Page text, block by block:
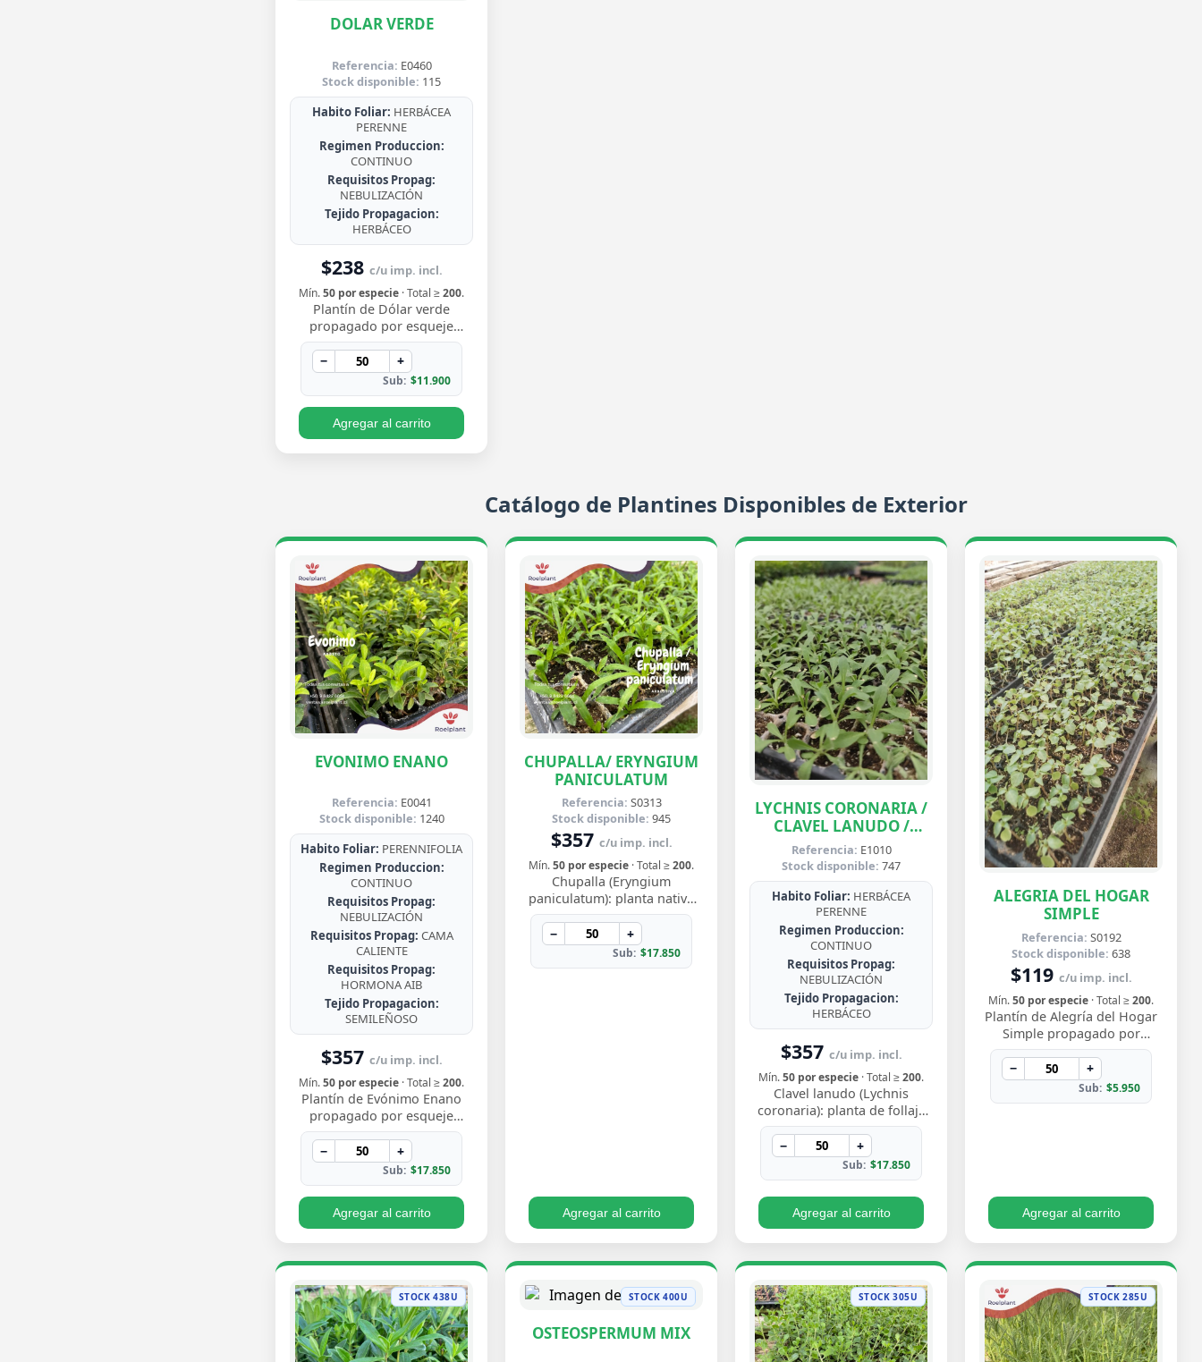
DOLAR VERDE
Referencia: E0460
Stock disponible: 115
Habito Foliar: HERBÁCEA
PERENNE
Regimen Produccion:
CONTINUO
Requisitos Propag:
NEBULIZACIÓN
Tejido Propagacion:
HERBÁCEO
$238 c/u imp. incl.
Mín.50 por especie · Total ≥200.
Plantín de Dólar verde
propagado por esqueje
enraizado, con hojas
redondeadas de un verde
brillante y crecimiento trepa…
− +
Sub: $11.900
Agregar al carrito
Catálogo de Plantines Disponibles de Exterior
EVONIMO ENANO
Referencia: E0041
Stock disponible: 1240
Habito Foliar: PERENNIFOLIA
Regimen Produccion:
CONTINUO
Requisitos Propag:
NEBULIZACIÓN
Requisitos Propag: CAMA
CALIENTE
Requisitos Propag:
HORMONA AIB
Tejido Propagacion:
SEMILEÑOSO
$357 c/u imp. incl.
Mín.50 por especie · Total ≥200.
Plantín de Evónimo Enano
propagado por esqueje
enraizado, arbusto compacto
de follaje perenne verde
brillante con borde…
− +
Sub: $17.850
Agregar al carrito
CHUPALLA/ ERYNGIUM
PANICULATUM
Referencia: S0313
Stock disponible: 945
$357 c/u imp. incl.
Mín.50 por especie · Total ≥200.
Chupalla (Eryngium
paniculatum): planta nativa
de Chile, rústica, de hojas en
roseta con bordes espinosos.
Muy resisten…
− +
Sub: $17.850
Agregar al carrito
LYCHNIS CORONARIA /
CLAVEL LANUDO /
ABUELA
Referencia: E1010
Stock disponible: 747
Habito Foliar: HERBÁCEA
PERENNE
Regimen Produccion:
CONTINUO
Requisitos Propag:
NEBULIZACIÓN
Tejido Propagacion:
HERBÁCEO
$357 c/u imp. incl.
Mín.50 por especie · Total ≥200.
Clavel lanudo (Lychnis
coronaria): planta de follaje
gris aterciopelado y vibrantes
flores magenta en verano.
Rústica y…
− +
Sub: $17.850
Agregar al carrito
ALEGRIA DEL HOGAR
SIMPLE
Referencia: S0192
Stock disponible: 638
$119 c/u imp. incl.
Mín.50 por especie · Total ≥200.
Plantín de Alegría del Hogar
Simple propagado por
semilla, con flores delicadas
en tonos rosados y blancos
que florecen…
− +
Sub: $5.950
Agregar al carrito
STOCK 438U STOCK 400U
OSTEOSPERMUM MIX
STOCK 305U STOCK 285U